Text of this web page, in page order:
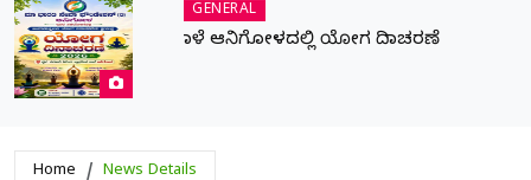
GENERAL
ನಾಳೆ ಆನಿಗೋಳದಲ್ಲಿ ಯೋಗ ದಿನಾಚರಣೆ
Home News Details